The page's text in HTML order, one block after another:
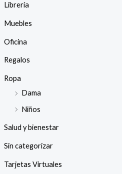
Librería
Muebles
Oficina
Regalos
Ropa
Dama
Niños
Salud y bienestar
Sin categorizar
Tarjetas Virtuales